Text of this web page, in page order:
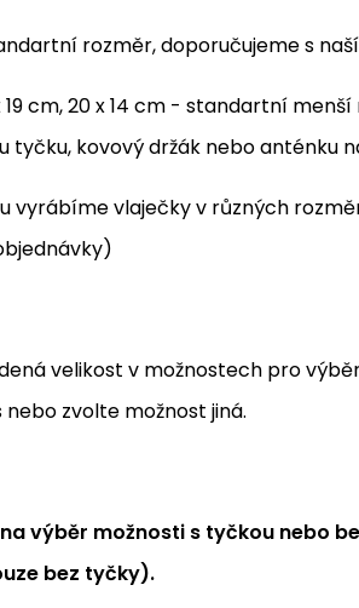
rozměr, doporučujeme s
19 cm, 20 x 14 cm - standartní
tyčku, kovový držák nebo anténku
vyrábíme vlaječky v různých
velikost v možnostech pro
zvolte možnost jiná.
výběr možnosti s tyčkou nebo
bez tyčky).